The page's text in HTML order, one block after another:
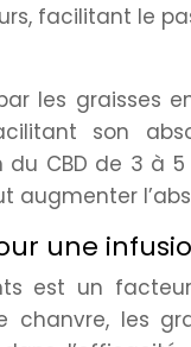
facilitant le
les graisses
son
du CBD de 3 à
augmenter
une
est un
chanvre, les